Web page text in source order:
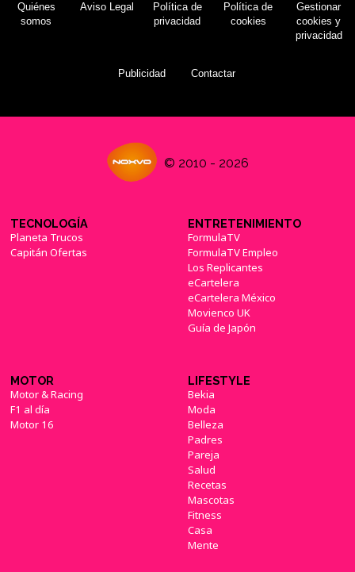
Quiénes
somos
Aviso Legal
Política de
privacidad
Política de
cookies
Gestionar
cookies y
privacidad
Publicidad Contactar
© 2010 - 2026
TECNOLOGÍA
Planeta Trucos
Capitán Ofertas
ENTRETENIMIENTO
FormulaTV
FormulaTV Empleo
Los Replicantes
eCartelera
eCartelera México
Movienco UK
Guía de Japón
MOTOR
Motor & Racing
F1 al día
Motor 16
LIFESTYLE
Bekia
Moda
Belleza
Padres
Pareja
Salud
Recetas
Mascotas
Fitness
Casa
Mente